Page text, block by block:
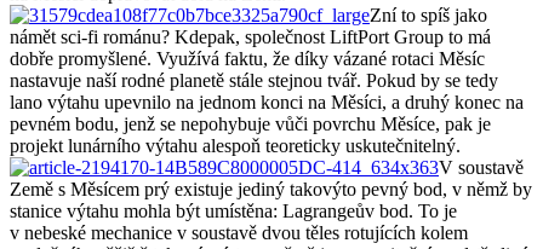
Zní to spíš jako
námět sci-fi románu? Kdepak, společnost LiftPort Group to má
dobře promyšlené. Využívá faktu, že díky vázané rotaci Měsíc
nastavuje naší rodné planetě stále stejnou tvář. Pokud by se tedy
lano výtahu upevnilo na jednom konci na Měsíci, a druhý konec na
pevném bodu, jenž se nepohybuje vůči povrchu Měsíce, pak je
projekt lunárního výtahu alespoň teoreticky uskutečnitelný.
V soustavě
Země s Měsícem prý existuje jediný takovýto pevný bod, v němž by
stanice výtahu mohla být umístěna: Lagrangeův bod. To je
v nebeské mechanice v soustavě dvou těles rotujících kolem